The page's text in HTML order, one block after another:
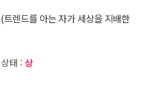
렌드를 아는 자가 세상을 지배한
태 : 상